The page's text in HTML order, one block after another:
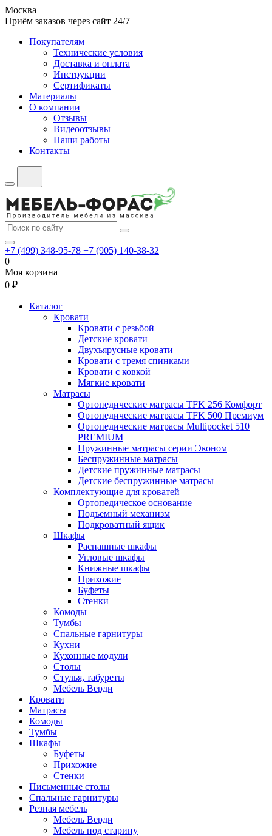
Москва
Приём заказов через сайт 24/7
Покупателям
Технические условия
Доставка и оплата
Инструкции
Сертификаты
Материалы
О компании
Отзывы
Видеоотзывы
Наши работы
Контакты
+7 (499) 348-95-78 +7 (905) 140-38-32
0
Моя корзина
0 ₽
Каталог
Кровати
Кровати с резьбой
Детские кровати
Двухъярусные кровати
Кровати с тремя спинками
Кровати с ковкой
Мягкие кровати
Матрасы
Ортопедические матрасы TFK 256 Комфорт
Ортопедические матрасы TFK 500 Премиум
Ортопедические матрасы Multipocket 510
PREMIUM
Пружинные матрасы серии Эконом
Беспружинные матрасы
Детские пружинные матрасы
Детские беспружинные матрасы
Комплектующие для кроватей
Ортопедическое основание
Подъемный механизм
Подкроватный ящик
Шкафы
Распашные шкафы
Угловые шкафы
Книжные шкафы
Прихожие
Буфеты
Стенки
Комоды
Тумбы
Спальные гарнитуры
Кухни
Кухонные модули
Столы
Стулья, табуреты
Мебель Верди
Кровати
Матрасы
Комоды
Тумбы
Шкафы
Буфеты
Прихожие
Стенки
Письменные столы
Спальные гарнитуры
Резная мебель
Мебель Верди
Мебель под старину